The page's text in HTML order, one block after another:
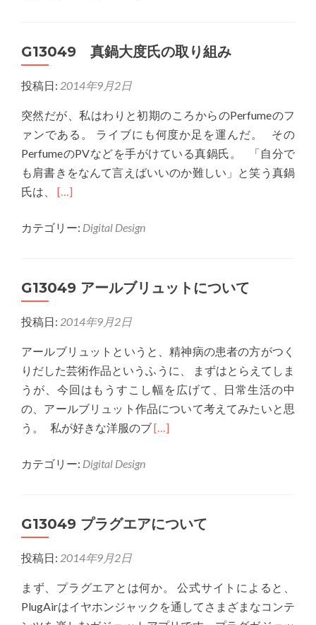
し
て
の
タ
ン
プ
近
医
療
と
イ
G13049 真鍋大度氏の取り組み
投稿日: 2014年9月2日
突然だが、私はわりと初期のころからのPerfumeのフ
ァンである。 ライブにも何度か足を運んだ。 その
PerfumeのPVなどを手がけている真鍋氏。 「自分で
も肩書きをなんて言えばいいのか難しい」と笑う真鍋
氏は、 Read
about
鍋
度
氏
取
組
み
[…]
カテゴリー: Digital Design
G13049 アールブリュットについて
投稿日: 2014年9月2日
アールブリュットというと、精神病の患者の方がつく
りだした芸術作品というふうに、 まずはとらえてしま
うが、今回はもうすこし幅を広げて、日常生活の中
の、アールブリュット作品について考えてみたいと思
う。 私が好きな洋服のブRead
ー
ュ
[…]
カテゴリー: Digital Design
G13049 プラグエアについて
投稿日: 2014年9月2日
まず、プラグエアとは何か。 公式サイトによると、
PlugAirはイヤホンジャックを通してさまざまなコンテ